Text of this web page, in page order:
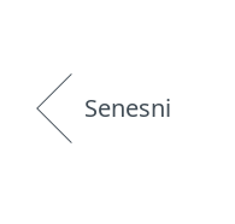
Senesni